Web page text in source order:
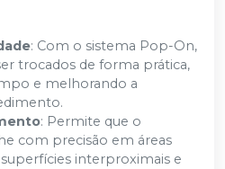
: Com o sistema Pop-On,
trocados de forma prática,
e melhorando a
: Permite que o
com precisão em áreas
interproximais e